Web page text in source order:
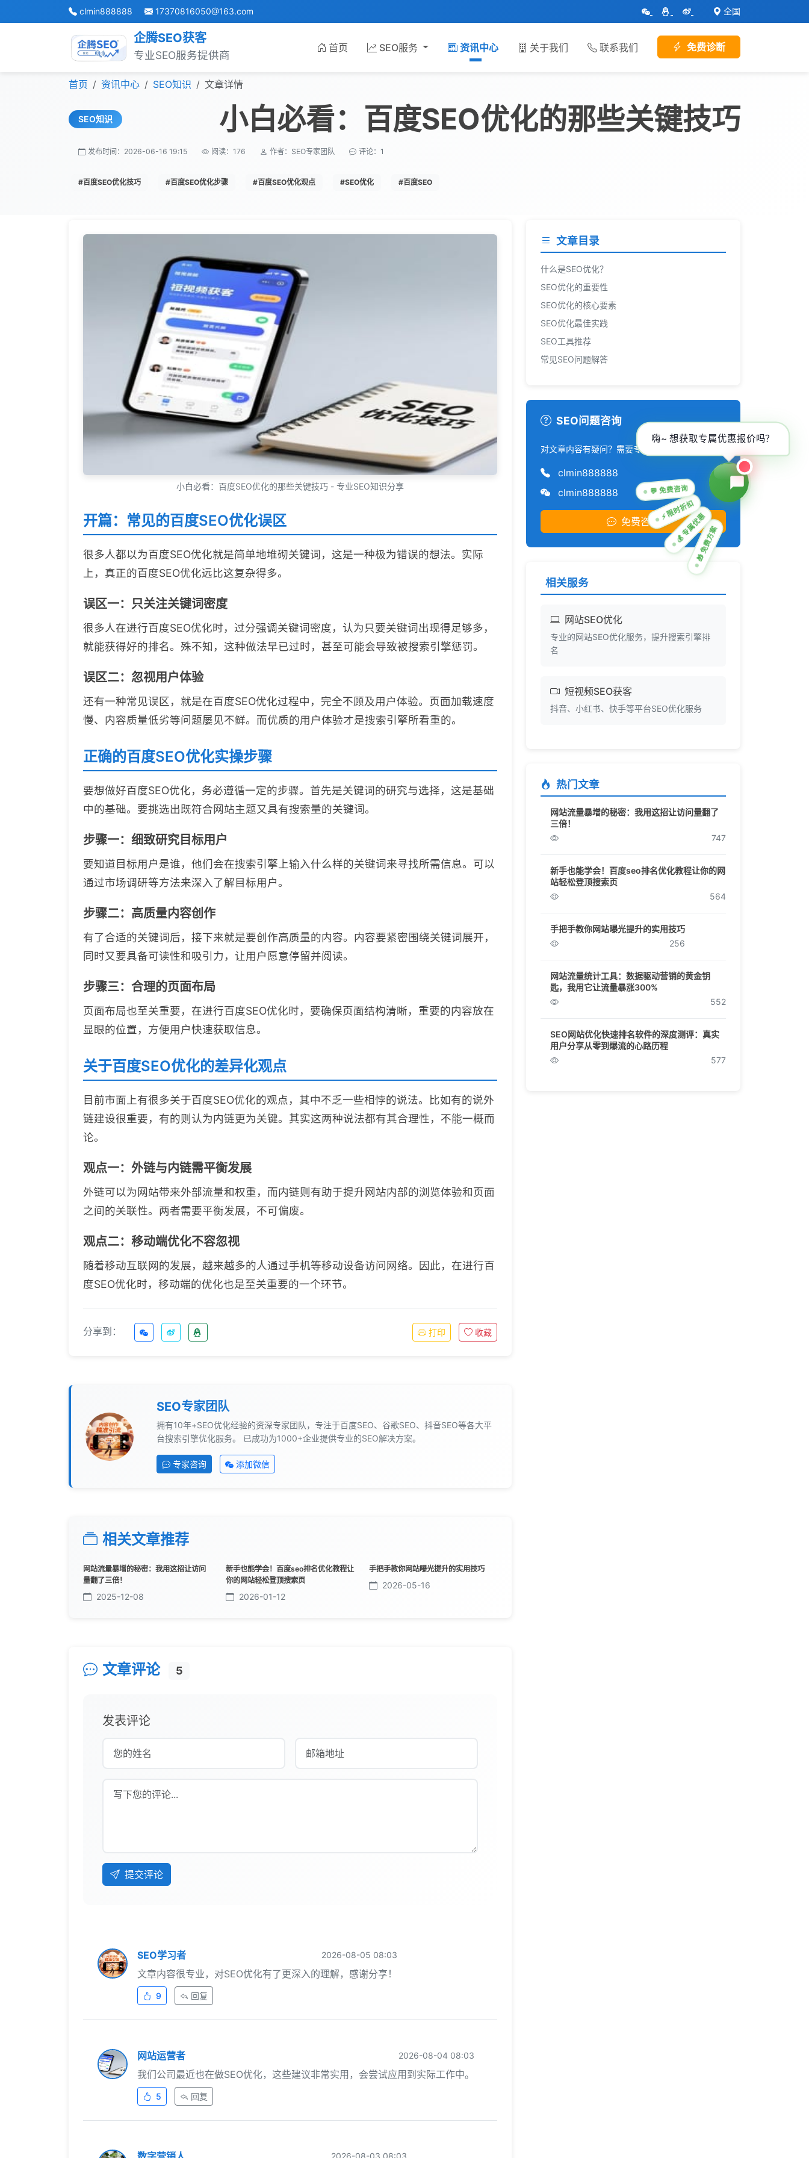
clmin888888 17370816050@163.com 全国
企腾SEO获客
专业SEO服务提供商
首页 SEO服务 资讯中心 关于我们 联系我们 免费诊断
首页 资讯中心 SEO知识 文章详情
SEO知识 小白必看：百度SEO优化的那些关键技巧
发布时间：2026-06-16 19:15 阅读：176 作者：SEO专家团队 评论：1
#百度SEO优化技巧 #百度SEO优化步骤 #百度SEO优化观点 #SEO优化 #百度SEO
小白必看：百度SEO优化的那些关键技巧 - 专业SEO知识分享
开篇：常见的百度SEO优化误区
很多人都以为百度SEO优化就是简单地堆砌关键词，这是一种极为错误的想法。实际
上，真正的百度SEO优化远比这复杂得多。
误区一：只关注关键词密度
很多人在进行百度SEO优化时，过分强调关键词密度，认为只要关键词出现得足够多，
就能获得好的排名。殊不知，这种做法早已过时，甚至可能会导致被搜索引擎惩罚。
误区二：忽视用户体验
还有一种常见误区，就是在百度SEO优化过程中，完全不顾及用户体验。页面加载速度
慢、内容质量低劣等问题屡见不鲜。而优质的用户体验才是搜索引擎所看重的。
正确的百度SEO优化实操步骤
要想做好百度SEO优化，务必遵循一定的步骤。首先是关键词的研究与选择，这是基础
中的基础。要挑选出既符合网站主题又具有搜索量的关键词。
步骤一：细致研究目标用户
要知道目标用户是谁，他们会在搜索引擎上输入什么样的关键词来寻找所需信息。可以
通过市场调研等方法来深入了解目标用户。
步骤二：高质量内容创作
有了合适的关键词后，接下来就是要创作高质量的内容。内容要紧密围绕关键词展开，
同时又要具备可读性和吸引力，让用户愿意停留并阅读。
步骤三：合理的页面布局
页面布局也至关重要，在进行百度SEO优化时，要确保页面结构清晰，重要的内容放在
显眼的位置，方便用户快速获取信息。
关于百度SEO优化的差异化观点
目前市面上有很多关于百度SEO优化的观点，其中不乏一些相悖的说法。比如有的说外
链建设很重要，有的则认为内链更为关键。其实这两种说法都有其合理性，不能一概而
论。
观点一：外链与内链需平衡发展
外链可以为网站带来外部流量和权重，而内链则有助于提升网站内部的浏览体验和页面
之间的关联性。两者需要平衡发展，不可偏废。
观点二：移动端优化不容忽视
随着移动互联网的发展，越来越多的人通过手机等移动设备访问网络。因此，在进行百
度SEO优化时，移动端的优化也是至关重要的一个环节。
分享到： 打印 收藏
SEO专家团队
拥有10年+SEO优化经验的资深专家团队，专注于百度SEO、谷歌SEO、抖音SEO等各大平
台搜索引擎优化服务。 已成功为1000+企业提供专业的SEO解决方案。
专家咨询 添加微信
相关文章推荐
网站流量暴增的秘密：我用这招让访问
量翻了三倍！
2025-12-08
新手也能学会！百度seo排名优化教程让
你的网站轻松登顶搜索页
2026-01-12
手把手教你网站曝光提升的实用技巧
2026-05-16
文章评论 5
发表评论
提交评论
SEO学习者 2026-08-05 08:03
文章内容很专业，对SEO优化有了更深入的理解，感谢分享！
9 回复
网站运营者 2026-08-04 08:03
我们公司最近也在做SEO优化，这些建议非常实用，会尝试应用到实际工作中。
5 回复
文章目录
什么是SEO优化？
SEO优化的重要性
SEO优化的核心要素
SEO优化最佳实践
SEO工具推荐
常见SEO问题解答
SEO问题咨询
对文章内容有疑问？需要专业的SEO建议？
clmin888888
clmin888888
免费咨询
相关服务
网站SEO优化
专业的网站SEO优化服务，提升搜索引擎排
名
短视频SEO获客
抖音、小红书、快手等平台SEO优化服务
热门文章
网站流量暴增的秘密：我用这招让访问量翻了
三倍！
747
新手也能学会！百度seo排名优化教程让你的网
站轻松登顶搜索页
564
手把手教你网站曝光提升的实用技巧
256
网站流量统计工具：数据驱动营销的黄金钥
匙，我用它让流量暴涨300%
552
SEO网站优化快速排名软件的深度测评：真实
用户分享从零到爆流的心路历程
577
🎁 免费方案
💰 专属优惠
⚡ 限时折扣
💬 免费咨询
嗨~ 想获取专属优惠报价吗？